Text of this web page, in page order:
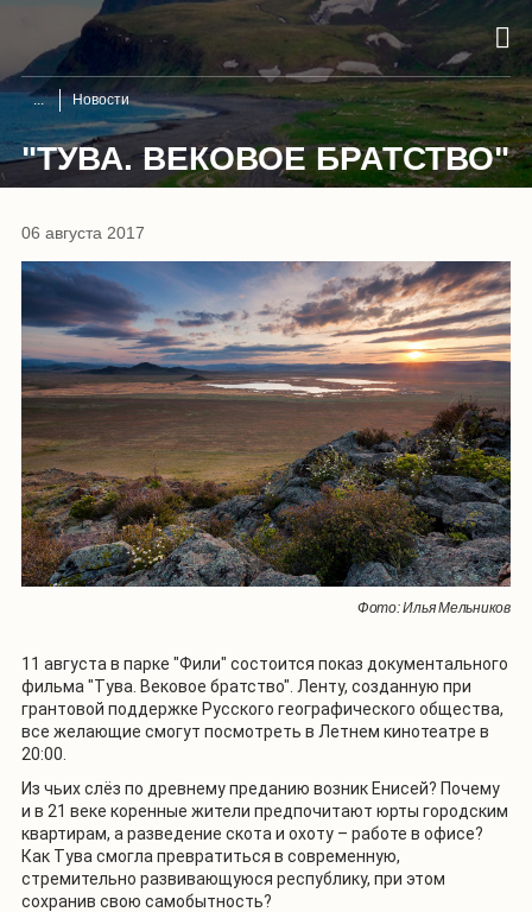
Новости
"ТУВА. ВЕКОВОЕ БРАТСТВО"
06 августа 2017
Фото: Илья Мельников
11 августа в парке "Фили" состоится показ документального
фильма "Тува. Вековое братство". Ленту, созданную при
грантовой поддержке Русского географического общества,
все желающие смогут посмотреть в Летнем кинотеатре в
20:00.
Из чьих слёз по древнему преданию возник Енисей? Почему
и в 21 веке коренные жители предпочитают юрты городским
квартирам, а разведение скота и охоту – работе в офисе?
Как Тува смогла превратиться в современную,
стремительно развивающуюся республику, при этом
сохранив свою самобытность?